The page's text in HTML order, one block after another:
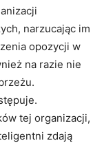
narzucając im
opozycji w
na razie nie
tej organizacji,
zdają